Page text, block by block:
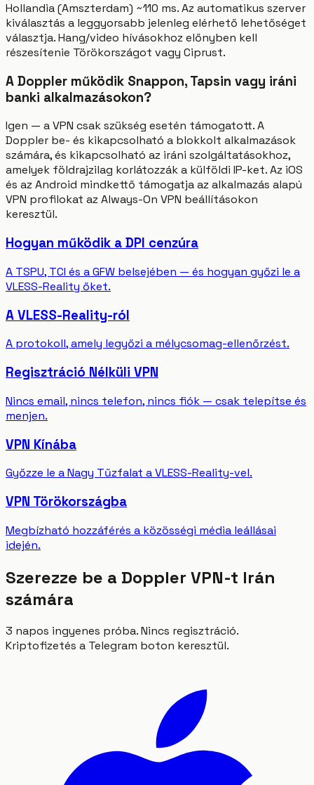
Hollandia (Amszterdam) ~110 ms. Az automatikus szerver
kiválasztás a leggyorsabb jelenleg elérhető lehetőséget
választja. Hang/video hívásokhoz előnyben kell
részesítenie Törökországot vagy Ciprust.
A Doppler működik Snappon, Tapsin vagy iráni
banki alkalmazásokon?
Igen — a VPN csak szükség esetén támogatott. A
Doppler be- és kikapcsolható a blokkolt alkalmazások
számára, és kikapcsolható az iráni szolgáltatásokhoz,
amelyek földrajzilag korlátozzák a külföldi IP-ket. Az iOS
és az Android mindkettő támogatja az alkalmazás alapú
VPN profilokat az Always-On VPN beállításokon
keresztül.
Hogyan működik a DPI cenzúra
A TSPU, TCI és a GFW belsejében — és hogyan győzi le a
VLESS-Reality őket.
A VLESS-Reality-ról
A protokoll, amely legyőzi a mélycsomag-ellenőrzést.
Regisztráció Nélküli VPN
Nincs email, nincs telefon, nincs fiók — csak telepítse és
menjen.
VPN Kínába
Győzze le a Nagy Tűzfalat a VLESS-Reality-vel.
VPN Törökországba
Megbízható hozzáférés a közösségi média leállásai
idején.
Szerezze be a Doppler VPN-t Irán
számára
3 napos ingyenes próba. Nincs regisztráció.
Kriptofizetés a Telegram boton keresztül.